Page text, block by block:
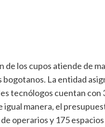
de los cupos atiende de
La entidad
tecnólogos cuentan con
manera, el
operarios y 175